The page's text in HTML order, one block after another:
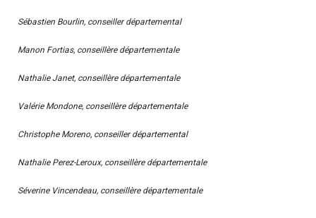
Sébastien Bourlin, conseiller départemental
Manon Fortias, conseillère départementale
Nathalie Janet, conseillère départementale
Valérie Mondone, conseillère départementale
Christophe Moreno, conseiller départemental
Nathalie Perez-Leroux, conseillère départementale
Séverine Vincendeau, conseillère départementale